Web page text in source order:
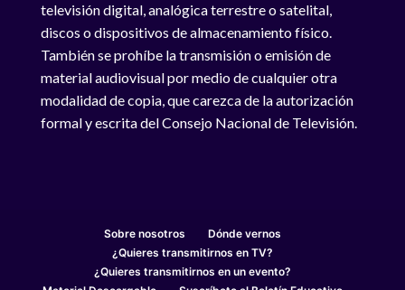
televisión digital, analógica terrestre o satelital,
discos o dispositivos de almacenamiento físico.
También se prohíbe la transmisión o emisión de
material audiovisual por medio de cualquier otra
modalidad de copia, que carezca de la autorización
formal y escrita del Consejo Nacional de Televisión.
Sobre nosotros
Dónde vernos
¿Quieres transmitirnos en TV?
¿Quieres transmitirnos en un evento?